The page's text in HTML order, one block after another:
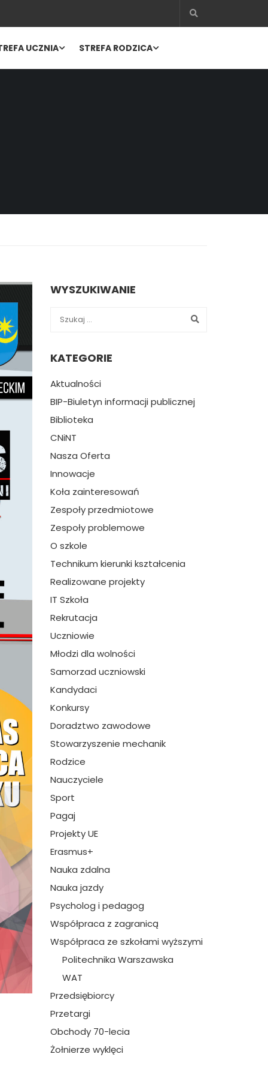
UCZNIA STREFA RODZICA
WYSZUKIWANIE
KATEGORIE
Aktualności
BIP-Biuletyn informacji publicznej
Biblioteka
CNiNT
Nasza Oferta
Innowacje
Koła zainteresowań
Zespoły przedmiotowe
Zespoły problemowe
O szkole
Technikum kierunki kształcenia
Realizowane projekty
IT Szkoła
Rekrutacja
Uczniowie
Młodzi dla wolności
Samorzad uczniowski
Kandydaci
Konkursy
Doradztwo zawodowe
Stowarzyszenie mechanik
Rodzice
Nauczyciele
Sport
Pagaj
Projekty UE
Erasmus+
Nauka zdalna
Nauka jazdy
Psycholog i pedagog
Współpraca z zagranicą
Współpraca ze szkołami wyższymi
Politechnika Warszawska
WAT
Przedsiębiorcy
Przetargi
Obchody 70-lecia
Żołnierze wyklęci